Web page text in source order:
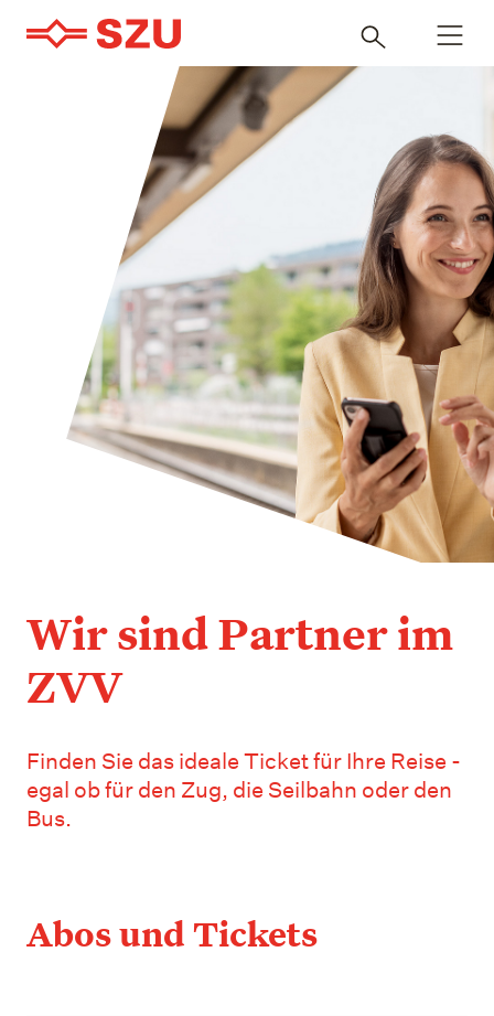
Inhalt
öffnen
Wir sind Partner im
ZVV
Finden Sie das ideale Ticket für Ihre Reise -
egal ob für den Zug, die Seilbahn oder den
Bus.
Abos und Tickets